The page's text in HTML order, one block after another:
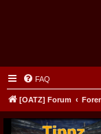
FAQ
[OATZ] Forum